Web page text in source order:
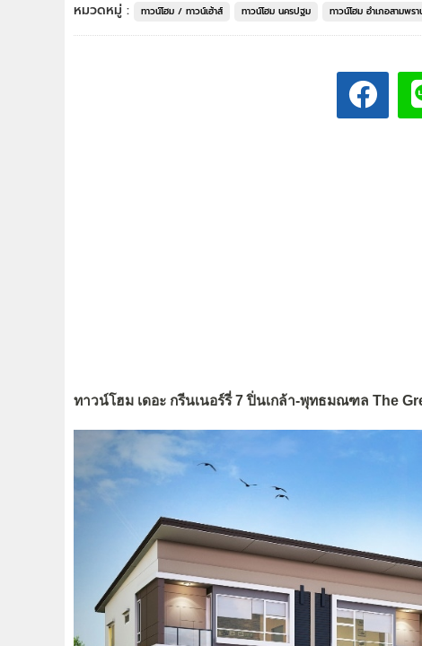
หมวดหมู่ :
ทาวน์โฮม / ทาวน์เฮ้าส์ ทาวน์โฮม นครปฐม ทาวน์โฮม อำเภอสามพรา
ทาวน์โฮม เดอะ กรีนเนอร์รี่ 7 ปิ่นเกล้า-พุทธมณฑล The